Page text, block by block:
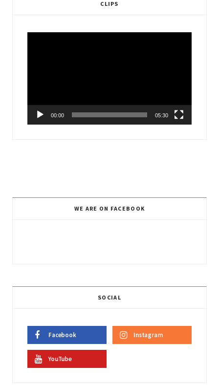
CLIPS
00:00 05:30
WE ARE ON FACEBOOK
SOCIAL
Facebook Instagram
YouTube